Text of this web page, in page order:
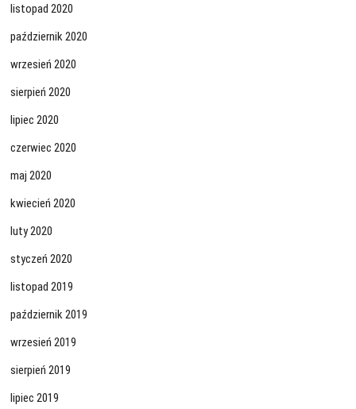
listopad 2020
październik 2020
wrzesień 2020
sierpień 2020
lipiec 2020
czerwiec 2020
maj 2020
kwiecień 2020
luty 2020
styczeń 2020
listopad 2019
październik 2019
wrzesień 2019
sierpień 2019
lipiec 2019